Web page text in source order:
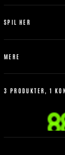
Bonus Politik
Indbetaling
Udbetaling
SPIL HER
Fodbold
Tennis
MERE
Livespil
Betting Historik
Regler for
3 PRODUKTER, 1